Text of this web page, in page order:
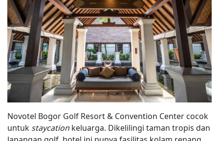
Novotel Bogor Golf Resort & Convention Center cocok
untuk staycationkeluarga. Dikelilingi taman tropis dan